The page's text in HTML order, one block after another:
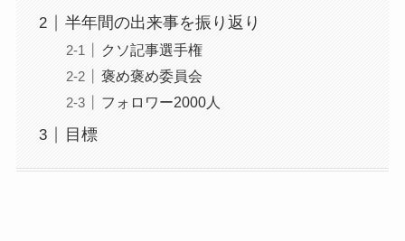
半年間の出来事を振り返り
クソ記事選手権
褒め褒め委員会
フォロワー2000人
目標